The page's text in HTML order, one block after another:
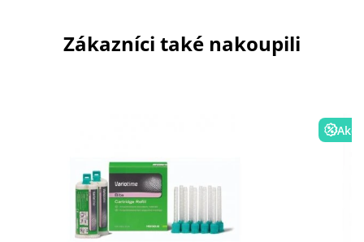
Zákazníci také nakoupili
Akce